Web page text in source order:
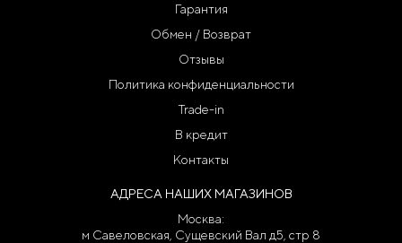
Гарантия
Обмен / Возврат
Отзывы
Политика конфиденциальности
Trade-in
В кредит
Контакты
АДРЕСА НАШИХ МАГАЗИНОВ
Москва:
м Савеловская, Сущевский Вал д5, стр 8